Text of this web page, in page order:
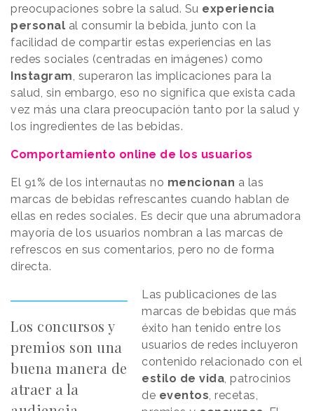
preocupaciones sobre la salud. Su experiencia
personal al consumir la bebida, junto con la
facilidad de compartir estas experiencias en las
redes sociales (centradas en imágenes) como
Instagram, superaron las implicaciones para la
salud, sin embargo, eso no significa que exista cada
vez más una clara preocupación tanto por la salud y
los ingredientes de las bebidas.
Comportamiento online de los usuarios
El 91% de los internautas no mencionan a las
marcas de bebidas refrescantes cuando hablan de
ellas en redes sociales. Es decir que una abrumadora
mayoría de los usuarios nombran a las marcas de
refrescos en sus comentarios, pero no de forma
directa.
Los concursos y
premios son una
buena manera de
atraer a la
Las publicaciones de las
marcas de bebidas que más
éxito han tenido entre los
usuarios de redes incluyeron
contenido relacionado con el
estilo de vida, patrocinios
de eventos, recetas,